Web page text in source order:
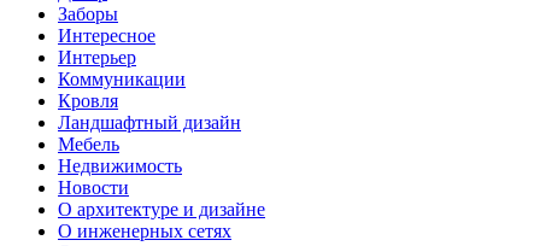
Заборы
Интересное
Интерьер
Коммуникации
Кровля
Ландшафтный дизайн
Мебель
Недвижимость
Новости
О архитектуре и дизайне
О инженерных сетях